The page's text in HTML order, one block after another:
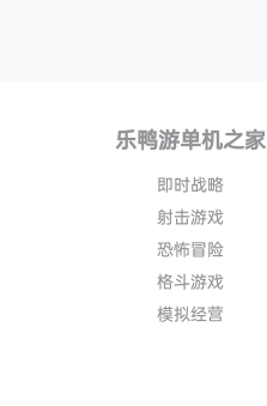
乐鸭游单机之家
即时战略
射击游戏
恐怖冒险
格斗游戏
模拟经营